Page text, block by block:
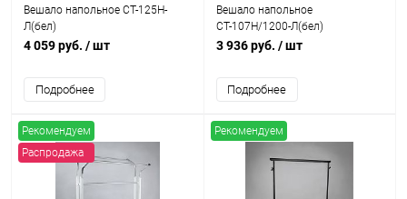
Вешало напольное СТ-125Н-
Л(бел)
4 059 руб. / шт
Подробнее
Вешало напольное
СТ-107Н/1200-Л(бел)
3 936 руб. / шт
Подробнее
Рекомендуем
Распродажа
Рекомендуем